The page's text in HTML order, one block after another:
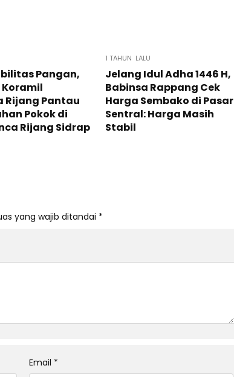
Pangan,
Rijang Pantau
Pokok di
Rijang Sidrap
1 TAHUN LALU
Jelang Idul Adha 1446 H,
Babinsa Rappang Cek
Harga Sembako di Pasar
Sentral: Harga Masih
Stabil
yang wajib ditandai *
Email *